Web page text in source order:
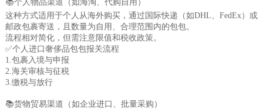
这种方式适用于个人从海外购买，通过国际快递（如DHL、FedEx）或
邮政包裹寄送，且数量为自用、合理范围内的包包。
流程相对简化，但需注意限值和税收政策。
✅️个人进口奢侈品包包报关流程
‌1.包裹入境与申报
2.‌海关审核与征税
3.缴税与放行
📚货物贸易渠道（如企业进口、批量采购）